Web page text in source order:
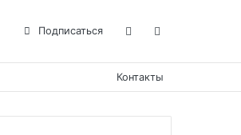
Подписаться
Контакты